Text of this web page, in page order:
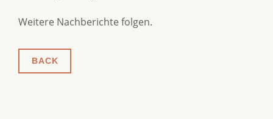
Weitere Nachberichte folgen.
BACK